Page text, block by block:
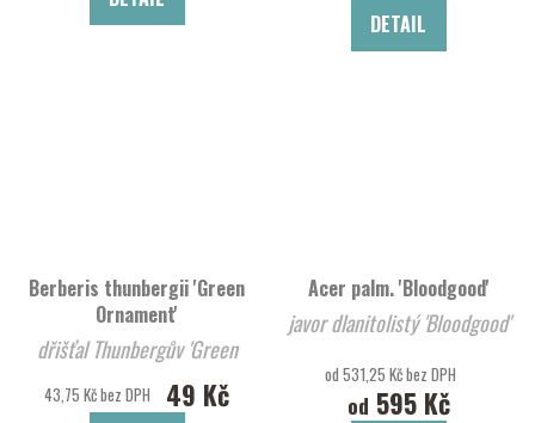
DETAIL
Berberis thunbergii 'Green
Ornament'
dřišťal Thunbergův 'Green
Ornament'
43,75 Kč bez DPH 49 Kč
Acer palm. 'Bloodgood'
javor dlanitolistý 'Bloodgood'
od 531,25 Kč bez DPH
od 595 Kč